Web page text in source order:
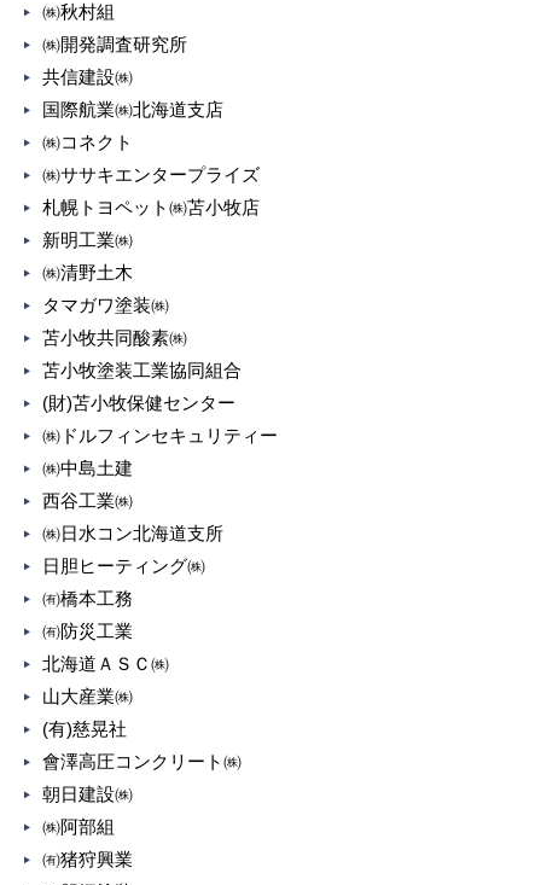
㈱秋村組
㈱開発調査研究所
共信建設㈱
国際航業㈱北海道支店
㈱コネクト
㈱ササキエンタープライズ
札幌トヨペット㈱苫小牧店
新明工業㈱
㈱清野土木
タマガワ塗装㈱
苫小牧共同酸素㈱
苫小牧塗装工業協同組合
(財)苫小牧保健センター
㈱ドルフィンセキュリティー
㈱中島土建
西谷工業㈱
㈱日水コン北海道支所
日胆ヒーティング㈱
㈲橋本工務
㈲防災工業
北海道ＡＳＣ㈱
山大産業㈱
(有)慈晃社
會澤高圧コンクリート㈱
朝日建設㈱
㈱阿部組
㈲猪狩興業